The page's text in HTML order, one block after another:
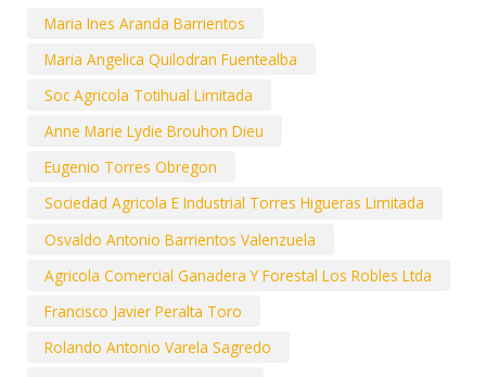
Maria Ines Aranda Barrientos
Maria Angelica Quilodran Fuentealba
Soc Agricola Totihual Limitada
Anne Marie Lydie Brouhon Dieu
Eugenio Torres Obregon
Sociedad Agricola E Industrial Torres Higueras Limitada
Osvaldo Antonio Barrientos Valenzuela
Agricola Comercial Ganadera Y Forestal Los Robles Ltda
Francisco Javier Peralta Toro
Rolando Antonio Varela Sagredo